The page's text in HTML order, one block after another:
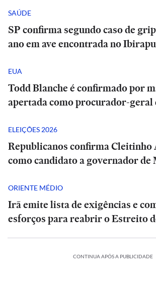
SAÚDE
SP confirma segundo caso de
ano em ave encontrada no
EUA
Todd Blanche é confirmado por
apertada como procurador-geral
ELEIÇÕES 2026
Republicanos confirma Cleitinho
como candidato a governador de
ORIENTE MÉDIO
Irã emite lista de exigências e
esforços para reabrir o Estreito
CONTINUA APÓS A PUBLICIDADE